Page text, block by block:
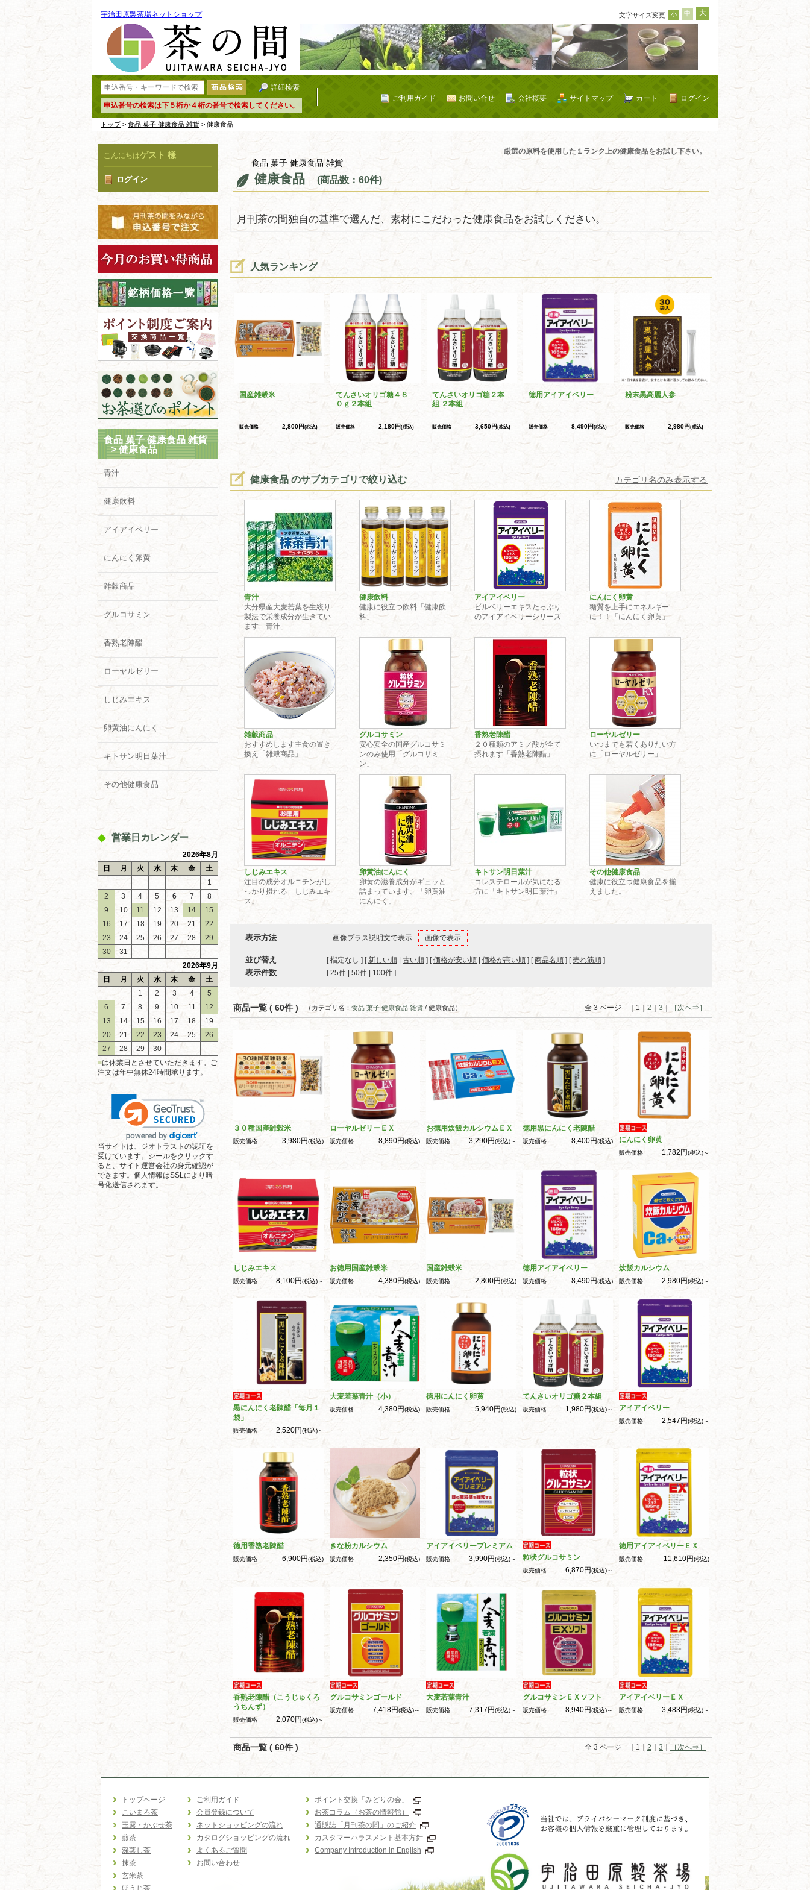
宇治田原製茶場ネットショップ 文字サイズ変更 小 中 大
詳細検索
申込番号の検索は下５桁か４桁の番号で検索してください。
ログイン
カート
サイトマップ
会社概要
お問い合せ
ご利用ガイド
トップ> 食品 菓子 健康食品 雑貨 > 健康食品
こんにちはゲスト 様
ログイン
食品 菓子 健康食品 雑貨
>健康食品
青汁
健康飲料
アイアイベリー
にんにく卵黄
雑穀商品
グルコサミン
香熟老陳醋
ローヤルゼリー
しじみエキス
卵黄油にんにく
キトサン明日葉汁
その他健康食品
営業日カレンダー
2026年8月
日
月 火 水 木 金
土
1
2
3 4 5 6 7
8
9
10 11 12 13 14
15
16
17 18 19 20 21
22
23
24 25 26 27 28
29
30
31
2026年9月
日
月 火 水 木 金
土
1
2 3 4
5
6
7 8 9 10 11
12
13
14 15 16 17 18
19
20
21 22 23 24 25
26
27
28 29
30
■は休業日とさせていただきます。ご
注文は年中無休24時間承ります。
当サイトは、ジオトラストの認証を
受けています。シールをクリックす
ると、サイト運営会社の身元確認が
できます。個人情報はSSLにより暗
号化送信されます。
厳選の原料を使用した１ランク上の健康食品をお試し下さい。
食品 菓子 健康食品 雑貨
健康食品 (商品数：60件)
月刊茶の間独自の基準で選んだ、素材にこだわった健康食品をお試しください。
人気ランキング
国産雑穀米
販売価格 2,800円(税込)
てんさいオリゴ糖４８
０ｇ２本組
販売価格 2,180円(税込)
てんさいオリゴ糖２本
組 ２本組
販売価格 3,650円(税込)
徳用アイアイベリー
販売価格 8,490円(税込)
粉末黒高麗人参
販売価格 2,980円(税込)
健康食品 のサブカテゴリで絞り込む カテゴリ名のみ表示する
青汁
大分県産大麦若葉を生絞り
製法で栄養成分が生きてい
ます「青汁」
健康飲料
健康に役立つ飲料「健康飲
料」
アイアイベリー
ビルベリーエキスたっぷり
のアイアイベリーシリーズ
にんにく卵黄
糖質を上手にエネルギー
に！！「にんにく卵黄」
雑穀商品
おすすめします主食の置き
換え「雑穀商品」
グルコサミン
安心安全の国産グルコサミ
ンのみ使用「グルコサミ
ン」
香熟老陳醋
２０種類のアミノ酸が全て
摂れます「香熟老陳醋」
ローヤルゼリー
いつまでも若くありたい方
に「ローヤルゼリー」
しじみエキス
注目の成分オルニチンがし
っかり摂れる「しじみエキ
ス」
卵黄油にんにく
卵黄の滋養成分がギュッと
詰まっています。「卵黄油
にんにく」
キトサン明日葉汁
コレステロールが気になる
方に「キトサン明日葉汁」
その他健康食品
健康に役立つ健康食品を揃
えました。
表示方法 画像プラス説明文で表示 画像で表示
並び替え [ 指定なし ] [ 新しい順 古い順 ] [価格が安い順 価格が高い順 ] [商品名順 ] [売れ筋順 ]
表示件数 [ 25件 50件 100件 ]
商品一覧 ( 60件 ) 全 3 ページ ｜1｜ 2 3 ［次へ⇒］
（カテゴリ名： 食品 菓子 健康食品 雑貨 / 健康食品）
３０種国産雑穀米
販売価格 3,980円(税込)
ローヤルゼリーＥＸ
販売価格 8,890円(税込)
お徳用炊飯カルシウムＥＸ
販売価格 3,290円(税込)～
徳用黒にんにく老陳醋
販売価格 8,400円(税込) にんにく卵黄
販売価格 1,782円(税込)～
しじみエキス
販売価格 8,100円(税込)～
お徳用国産雑穀米
販売価格 4,380円(税込)
国産雑穀米
販売価格 2,800円(税込)
徳用アイアイベリー
販売価格 8,490円(税込)
炊飯カルシウム
販売価格 2,980円(税込)～
黒にんにく老陳醋「毎月１
袋」
販売価格 2,520円(税込)～
大麦若葉青汁（小）
販売価格 4,380円(税込)
徳用にんにく卵黄
販売価格 5,940円(税込)
てんさいオリゴ糖２本組
販売価格 1,980円(税込)～ アイアイベリー
販売価格 2,547円(税込)～
徳用香熟老陳醋
販売価格 6,900円(税込)
きな粉カルシウム
販売価格 2,350円(税込)
アイアイベリープレミアム
販売価格 3,990円(税込)～ 粒状グルコサミン
販売価格 6,870円(税込)～
徳用アイアイベリーＥＸ
販売価格 11,610円(税込)
香熟老陳醋（こうじゅくろ
うちんず）
販売価格 2,070円(税込)～
グルコサミンゴールド
販売価格 7,418円(税込)～
大麦若葉青汁
販売価格 7,317円(税込)～
グルコサミンＥＸソフト
販売価格 8,940円(税込)～
アイアイベリーＥＸ
販売価格 3,483円(税込)～
商品一覧 ( 60件 ) 全 3 ページ ｜1｜ 2 3 ［次へ⇒］
トップページ
こいまろ茶
玉露・かぶせ茶
煎茶
深蒸し茶
抹茶
玄米茶
ほうじ茶
ご利用ガイド
会員登録について
ネットショッピングの流れ
カタログショッピングの流れ
よくあるご質問
お問い合わせ
ポイント交換「みどりの会」
お茶コラム（お茶の情報館）
通販誌「月刊茶の間」のご紹介
カスタマーハラスメント基本方針
Company Introduction in English